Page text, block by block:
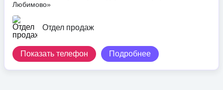
Любимово»
Отдел продаж
Показать телефон Подробнее